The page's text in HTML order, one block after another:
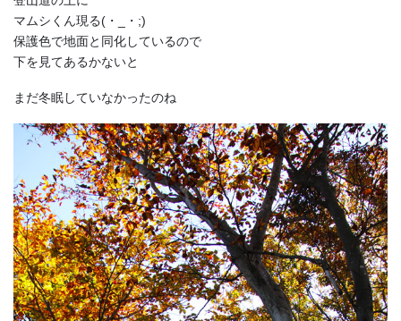
マムシくん現る(・_・;)
保護色で地面と同化しているので
下を見てあるかないと
まだ冬眠していなかったのね